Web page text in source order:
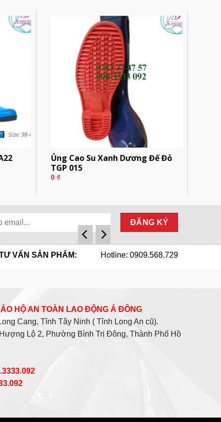
Ủng Cao Su Xanh Dương Đế Đỏ
TGP 015
0₫
VẤN SẢN PHẨM: Hotline: 0909.568.729
HỘ AN TOÀN LAO ĐỘNG Á ĐÔNG
Cang, Tỉnh Tây Ninh ( Tỉnh Long An cũ).
Lộ 2, Phường Bình Trị Đông, Thành Phố Hồ